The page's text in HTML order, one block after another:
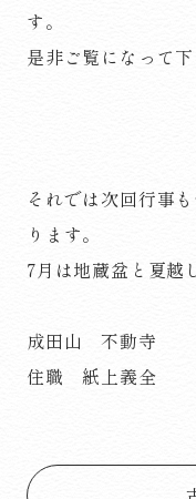
す。
是非ご覧になって下
それでは次回行事
ります。
7月は地蔵盆と夏越
成田山 不動寺
住職 紙上義全